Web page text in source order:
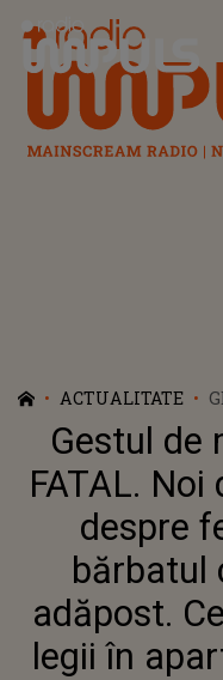
Radio Impuls
ACTUALITATE
Gestul de
FATAL.
despre
bărbatul
adăpost.
legii în